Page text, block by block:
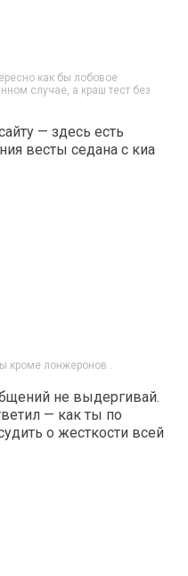
как бы лобовое
случае, а краш тест без
— здесь есть
весты седана с киа
кроме лонжеронов .
не выдергивай.
— как ты по
о жесткости всей